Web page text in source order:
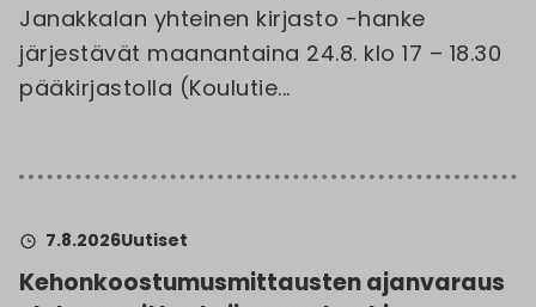
Janakkalan yhteinen kirjasto -hanke
järjestävät maanantaina 24.8. klo 17 – 18.30
pääkirjastolla (Koulutie...
7.8.2026Uutiset
Kehonkoostumusmittausten ajanvaraus